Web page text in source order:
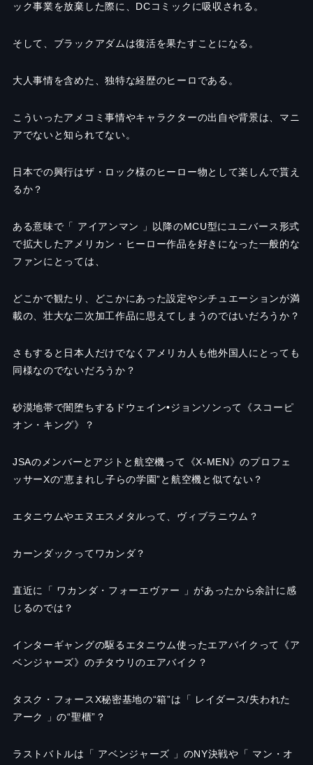
ック事業を放棄した際に、DCコミックに吸収される。
そして、ブラックアダムは復活を果たすことになる。
大人事情を含めた、独特な経歴のヒーロである。
こういったアメコミ事情やキャラクターの出自や背景は、マニ
アでないと知られてない。
日本での興行はザ・ロック様のヒーロー物として楽しんで貰え
るか？
ある意味で「 アイアンマン 」以降のMCU型にユニバース形式
で拡大したアメリカン・ヒーロー作品を好きになった一般的な
ファンにとっては、
どこかで観たり、どこかにあった設定やシチュエーションが満
載の、壮大な二次加工作品に思えてしまうのではいだろうか？
さもすると日本人だけでなくアメリカ人も他外国人にとっても
同様なのでないだろうか？
砂漠地帯で闇堕ちするドウェイン•ジョンソンって《スコーピ
オン・キング》？
JSAのメンバーとアジトと航空機って《X-MEN》のプロフェ
ッサーXの“恵まれし子らの学園”と航空機と似てない？
エタニウムやエヌエスメタルって、ヴィブラニウム？
カーンダックってワカンダ？
直近に「 ワカンダ・フォーエヴァー 」があったから余計に感
じるのでは？
インターギャングの駆るエタニウム使ったエアバイクって《ア
ベンジャーズ》のチタウリのエアバイク？
タスク・フォースX秘密基地の“箱”は「 レイダース/失われた
アーク 」の“聖櫃”？
ラストバトルは「 アベンジャーズ 」のNY決戦や「 マン・オ